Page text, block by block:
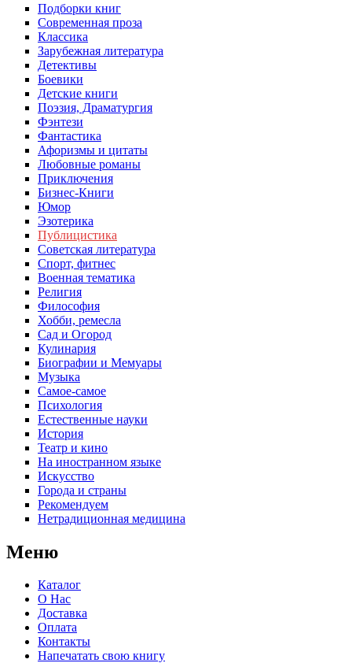
Подборки книг
Современная проза
Классика
Зарубежная литература
Детективы
Боевики
Детские книги
Поэзия, Драматургия
Фэнтези
Фантастика
Афоризмы и цитаты
Любовные романы
Приключения
Бизнес-Книги
Юмор
Эзотерика
Публицистика
Советская литература
Спорт, фитнес
Военная тематика
Религия
Философия
Хобби, ремесла
Сад и Огород
Кулинария
Биографии и Мемуары
Музыка
Самое-самое
Психология
Естественные науки
История
Театр и кино
На иностранном языке
Искусство
Города и страны
Рекомендуем
Нетрадиционная медицина
Меню
Каталог
О Нас
Доставка
Оплата
Контакты
Напечатать свою книгу